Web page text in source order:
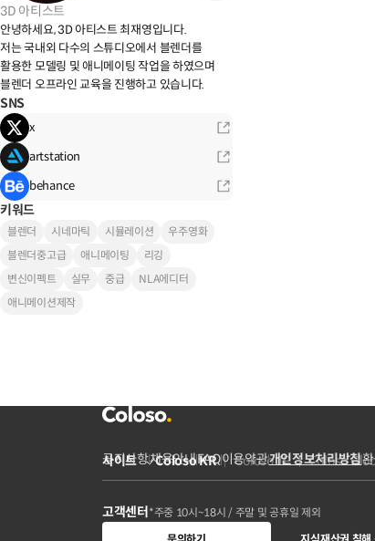
3D 아티스트
안녕하세요, 3D 아티스트 최재영입니다.
저는 국내외 다수의 스튜디오에서 블렌더를
활용한 모델링 및 애니메이팅 작업을 하였으며
블렌더 오프라인 교육을 진행하고 있습니다.
SNS
x
artstation
behance
키워드
블렌더 시네마틱 시뮬레이션
우주영화
블렌더중고급
애니메이팅
리깅
변신이펙트
실무 중급
NLA에디터
애니메이션제작
공지사항채용안내FAQ이용약관개인정보처리방침
고객센터*주중 10시~18시 / 주말 및 공휴일 제외
사이트 Coloso KR Coloso JP Coloso